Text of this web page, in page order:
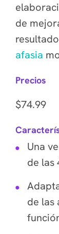
de
afasia
Precios
$74.99
Una
de las
de las